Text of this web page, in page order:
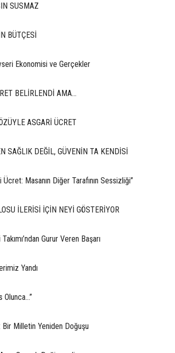
SUSMAZ
BÜTÇESİ
Ekonomisi ve Gerçekler
BELİRLENDİ AMA...
ASGARİ ÜCRET
SAĞLIK DEĞİL, GÜVENİN TA KENDİSİ
Masanın Diğer Tarafının Sessizliği”
İLERİSİ İÇİN NEYİ GÖSTERİYOR
Gurur Veren Başarı
Yandı
Olunca…”
Bir Milletin Yeniden Doğuşu